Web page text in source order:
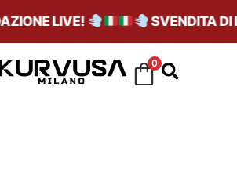
LIVE! SVENDITA DI
0